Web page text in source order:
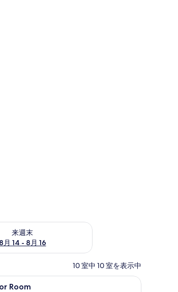
来週末
8月 14 - 8月 16
8月 16 の空室状況をチェック
10 室中 10 室を表示中
フティボックス (室内)、デスク、可動式ベッド
Modern Superior Room | ミニバー、セーフ
Room